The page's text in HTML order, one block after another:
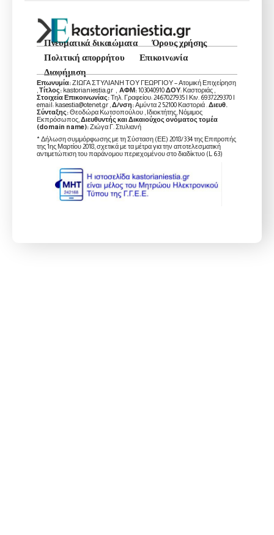
Πνευματικά δικαιώματα
Όρους χρήσης
Πολιτική απορρήτου
Επικοινωνία
Διαφήμιση
Επωνυμία:ΖΙΩΓΑ ΣΤΥΛΙΑΝΗ ΤΟΥ ΓΕΩΡΓΙΟΥ – Ατομική Επιχείρηση
Τίτλος: kastorianiestia.gr , ΑΦΜ:103040910ΔΟΥ: Καστοριάς ,
Στοιχεία Επικοινωνίας:Τηλ. Γραφείου: 2467027935 | Κιν. 6937229370 |
email: kasestia@otenet.gr , Δ/νση:Αμύντα 2 52100 Καστοριά . Διευθ.
Σύνταξης:Θεοδώρα Κωτσοπούλου , Ιδιοκτήτης, Νόμιμος
Εκπρόσωπος, Διευθυντής και Δικαιούχος ονόματος τομέα
(domain name):Ζιώγα Γ. Στυλιανή
* Δήλωση συμμόρφωσης με τη Σύσταση (ΕΕ) 2018/334 της Επιτροπής
της 1ης Μαρτίου 2018, σχετικά με τα μέτρα για την αποτελεσματική
αντιμετώπιση του παράνομου περιεχομένου στο διαδίκτυο (L 63)